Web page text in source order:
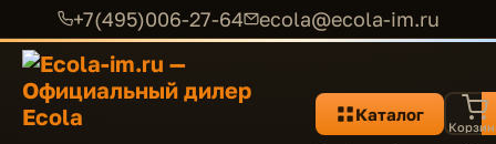
+7(495)006-27-64 ecola@ecola-im.ru
Каталог